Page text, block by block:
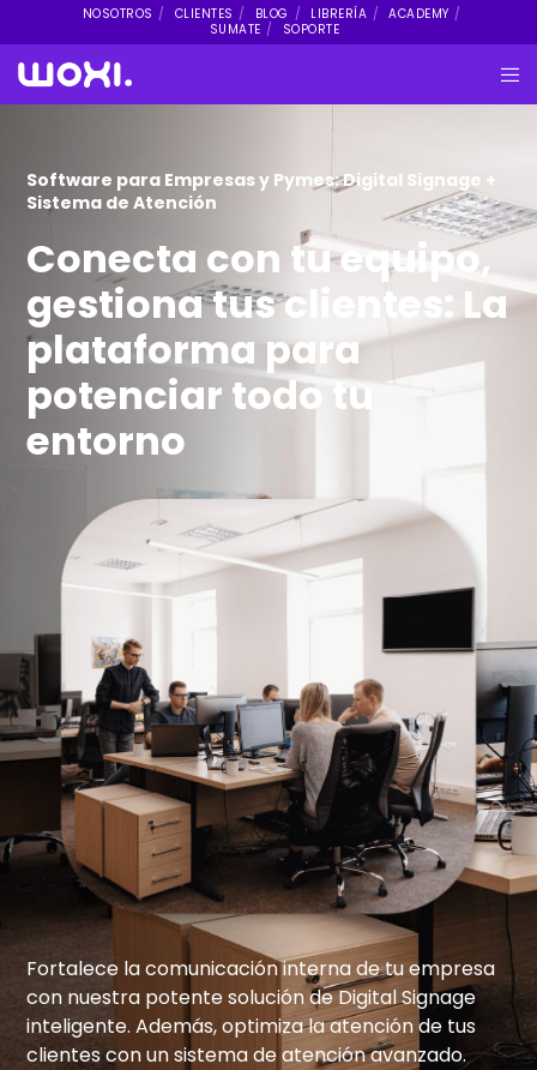
NOSOTROS CLIENTES BLOG LIBRERÍA
ACADEMY
SUMATE
SOPORTE
Software para Empresas y Pymes: Digital Signage +
Sistema de Atención
Conecta con tu equipo,
gestiona tus clientes: La
plataforma para
potenciar todo tu
entorno
Fortalece la comunicación interna de tu empresa
con nuestra potente solución de Digital Signage
inteligente. Además, optimiza la atención de tus
clientes con un sistema de atención avanzado.